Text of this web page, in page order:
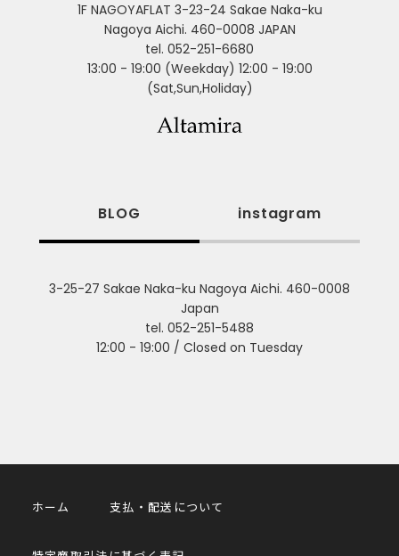
1F NAGOYAFLAT 3-23-24 Sakae Naka-ku
Nagoya Aichi. 460-0008 JAPAN
tel. 052-251-6680
13:00 - 19:00 (Weekday) 12:00 - 19:00
(Sat,Sun,Holiday)
BLOG instagram
3-25-27 Sakae Naka-ku Nagoya Aichi. 460-0008
Japan
tel. 052-251-5488
12:00 - 19:00 / Closed on Tuesday
ホーム 支払・配送について